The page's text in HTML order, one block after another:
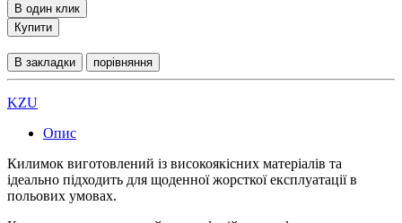
В один клик
Купити
В закладки порівняння
KZU
Опис
Килимок виготовлений із високоякісних матеріалів та
ідеально підходить для щоденної жорсткої експлуатації в
польових умовах.